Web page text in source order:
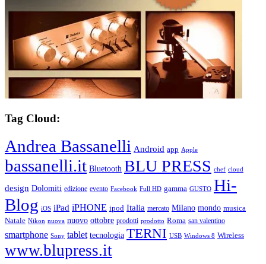
Tag Cloud:
Andrea Bassanelli Android app Apple
bassanelli.it Bluetooth BLU PRESS chef cloud
design Dolomiti edizione evento Facebook Full HD gamma GUSTO Hi-
Blog iOS iPad iPHONE ipod Italia mercato Milano mondo musica
Natale Nikon nuova nuovo ottobre prodotti prodotto Roma san valentino
smartphone Sony tablet tecnologia TERNI USB Windows 8 Wireless
www.blupress.it